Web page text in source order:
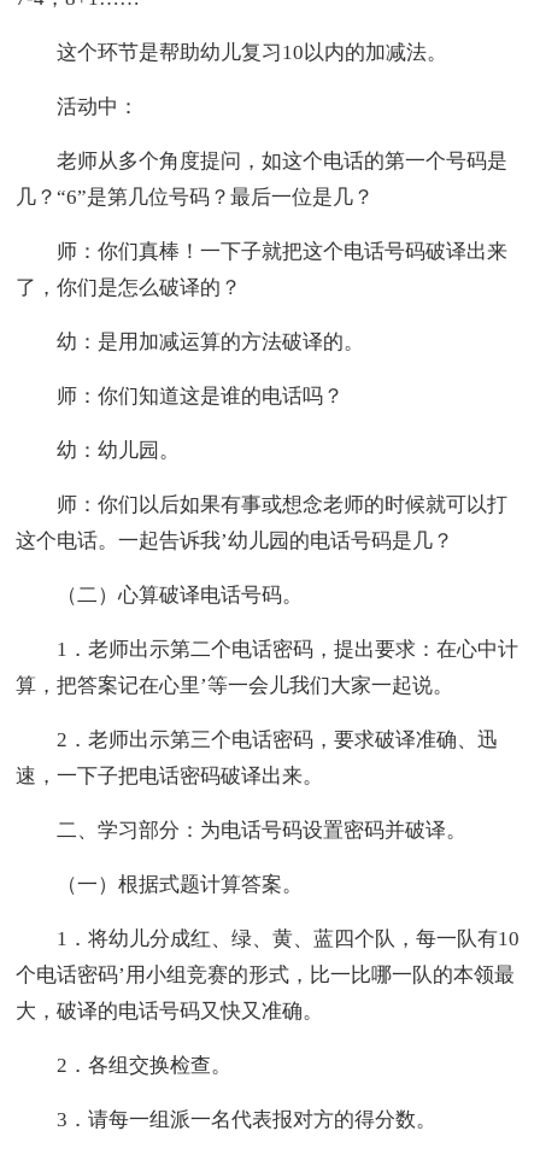
这个环节是帮助幼儿复习10以内的加减法。
活动中：
老师从多个角度提问，如这个电话的第一个号码是
几？“6”是第几位号码？最后一位是几？
师：你们真棒！一下子就把这个电话号码破译出来
了，你们是怎么破译的？
幼：是用加减运算的方法破译的。
师：你们知道这是谁的电话吗？
幼：幼儿园。
师：你们以后如果有事或想念老师的时候就可以打
这个电话。一起告诉我’幼儿园的电话号码是几？
（二）心算破译电话号码。
1．老师出示第二个电话密码，提出要求：在心中计
算，把答案记在心里’等一会儿我们大家一起说。
2．老师出示第三个电话密码，要求破译准确、迅
速，一下子把电话密码破译出来。
二、学习部分：为电话号码设置密码并破译。
（一）根据式题计算答案。
1．将幼儿分成红、绿、黄、蓝四个队，每一队有10
个电话密码’用小组竞赛的形式，比一比哪一队的本领最
大，破译的电话号码又快又准确。
2．各组交换检查。
3．请每一组派一名代表报对方的得分数。